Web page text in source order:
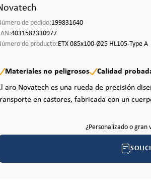
de pedido:199831640
4031582330977
de producto:ETX 085x100-Ø25 HL105-Type A
Materiales no peligrosos
Calidad
aro Novatech es una rueda de precisión
en castores, fabricada con un
¿Personalizado o gran